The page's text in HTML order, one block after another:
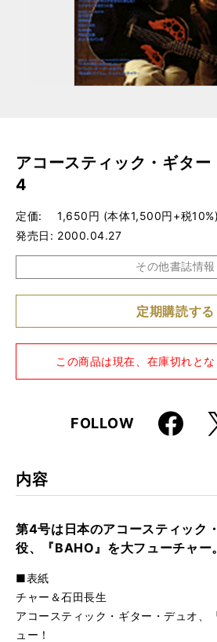
アコースティック・ギタ
4
定価
1,650円 (本体1,500円+税10%)
発売日
2000.04.27
その他書誌情報
仕様 A4変形判 / 164ページ
定期購読する
この商品は現在、在庫切れとな
FOLLOWFaceboo
k
X
内容
第4号は日本のアコースティック
役、『BAHO』を大フューチャー。
■表紙
チャー＆石田長生
アコースティック・ギター・デュオ、
ュー！